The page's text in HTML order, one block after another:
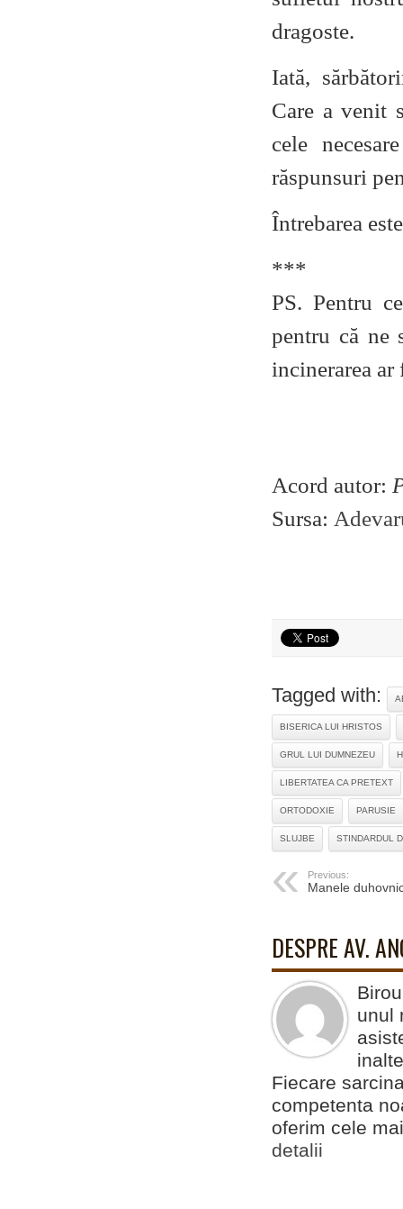
dragoste.
Iată,
Care a venit
cele
răspunsuri
Întrebarea
***
PS. Pentru
pentru că ne
incinerarea ar
Acord autor:
Sursa:
Tagged with:
BISERICA LUI HRISTOS
GRUL LUI DUMNEZEU
LIBERTATEA CA PRETEXT
ORTODOXIE PARUSIE
SLUJBE STINDARDUL
Previous:
Manele
DESPRE AV.
unul
Fiecare
competenta
oferim cele
detalii